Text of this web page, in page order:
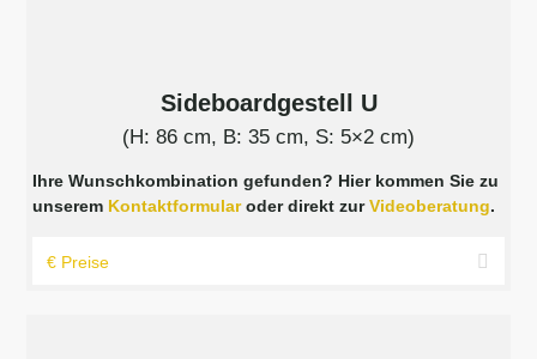
Sideboardgestell U
(H: 86 cm, B: 35 cm, S: 5×2 cm)
Ihre Wunschkombination gefunden? Hier kommen Sie zu
unserem Kontaktformularoder direkt zurVideoberatung.
€ Preise